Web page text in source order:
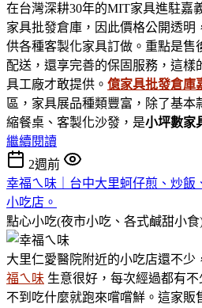
在台灣深耕30年的MIT家具進駐嘉
家具批發倉庫，因此價格公開透明
供各種客製化家具訂做。重點是售
配送，還享完善的保固服務，這樣
具工廠才敢提供。 億家具批發倉庫
區，家具展品種類豐富，除了基本
縮餐桌、客製化沙發，是小坪數家
繼續閱讀
2週前
幸福ㄟ味｜台中大里蚵仔煎、炒飯
小吃店。
點心小吃(夜市小吃、各式鹹甜小食
大里仁愛醫院附近的小吃店還不少
福ㄟ味 生意很好，每次經過都有
不到吃什麼就跑來嚐嚐鮮。這家販